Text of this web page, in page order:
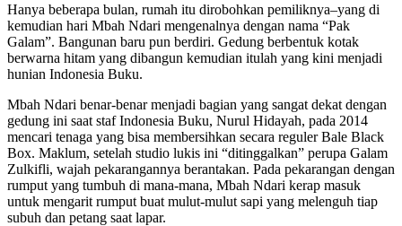
Hanya beberapa bulan, rumah itu dirobohkan pemiliknya–yang di
kemudian hari Mbah Ndari mengenalnya dengan nama “Pak
Galam”. Bangunan baru pun berdiri. Gedung berbentuk kotak
berwarna hitam yang dibangun kemudian itulah yang kini menjadi
hunian Indonesia Buku.
Mbah Ndari benar-benar menjadi bagian yang sangat dekat dengan
gedung ini saat staf Indonesia Buku, Nurul Hidayah, pada 2014
mencari tenaga yang bisa membersihkan secara reguler Bale Black
Box. Maklum, setelah studio lukis ini “ditinggalkan” perupa Galam
Zulkifli, wajah pekarangannya berantakan. Pada pekarangan dengan
rumput yang tumbuh di mana-mana, Mbah Ndari kerap masuk
untuk mengarit rumput buat mulut-mulut sapi yang melenguh tiap
subuh dan petang saat lapar.